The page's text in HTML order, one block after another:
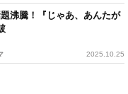
沸騰！『じゃあ、あんたが
2025.10.25